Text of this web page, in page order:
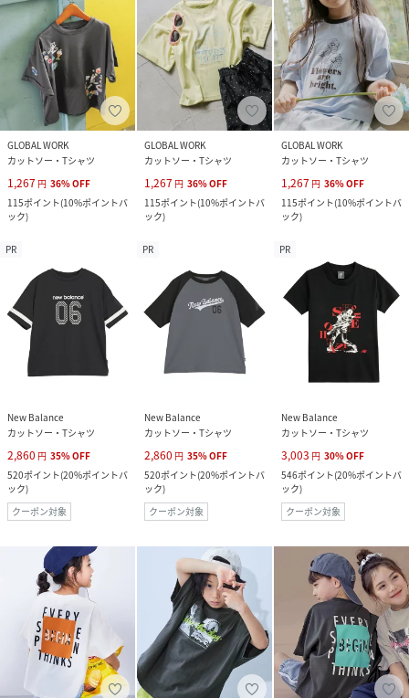
GLOBAL WORK
カットソー・Tシャツ
1,267 円 36%OFF
115ポイント(10%ポイントバ
ック)
GLOBAL WORK
カットソー・Tシャツ
1,267 円 36%OFF
115ポイント(10%ポイントバ
ック)
GLOBAL WORK
カットソー・Tシャツ
1,267 円 36%OFF
115ポイント(10%ポイントバ
ック)
PR
New Balance
カットソー・Tシャツ
2,860 円 35%OFF
520ポイント(20%ポイントバ
ック)
クーポン対象
PR
New Balance
カットソー・Tシャツ
2,860 円 35%OFF
520ポイント(20%ポイントバ
ック)
クーポン対象
PR
New Balance
カットソー・Tシャツ
3,003 円 30%OFF
546ポイント(20%ポイントバ
ック)
クーポン対象